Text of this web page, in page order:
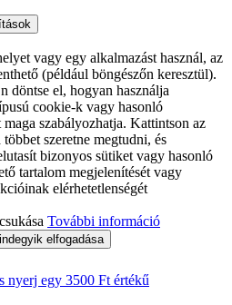
vagy egy alkalmazást használ, az
(például böngészőn keresztül).
döntse el, hogyan használja
cookie-k vagy hasonló
szabályozhatja. Kattintson az
szeretne megtudni, és
bizonyos sütiket vagy hasonló
tartalom megjelenítését vagy
elérhetetlenségét
További információ
elfogadása
nyerj egy 3500 Ft értékű